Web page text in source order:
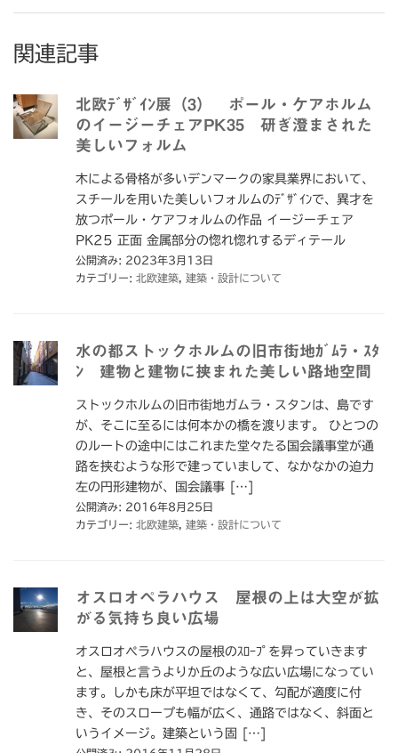
関連記事
北欧ﾃﾞｻﾞｲﾝ展（3） ポール・ケアホルム
のイージーチェアPK35 研ぎ澄まされた
美しいフォルム
木による骨格が多いデンマークの家具業界において、
スチールを用いた美しいフォルムのﾃﾞｻﾞｲﾝで、異才を
放つポール・ケアフォルムの作品 イージーチェア
PK25 正面 金属部分の惚れ惚れするディテール
公開済み: 2023年3月13日
カテゴリー: 北欧建築 建築・設計について
水の都ストックホルムの旧市街地ｶﾞﾑﾗ・ｽﾀ
ﾝ 建物と建物に挟まれた美しい路地空間
ストックホルムの旧市街地ガムラ・スタンは、島です
が、そこに至るには何本かの橋を渡ります。 ひとつの
のルートの途中にはこれまた堂々たる国会議事堂が通
路を挟むような形で建っていまして、なかなかの迫力
左の円形建物が、国会議事 […]
公開済み: 2016年8月25日
カテゴリー: 北欧建築 建築・設計について
オスロオペラハウス 屋根の上は大空が拡
がる気持ち良い広場
オスロオペラハウスの屋根のｽﾛｰﾌﾟを昇っていきます
と、屋根と言うよりか丘のような広い広場になってい
ます。しかも床が平坦ではなくて、勾配が適度に付
き、そのスロープも幅が広く、通路ではなく、斜面と
いうイメージ。建築という固 […]